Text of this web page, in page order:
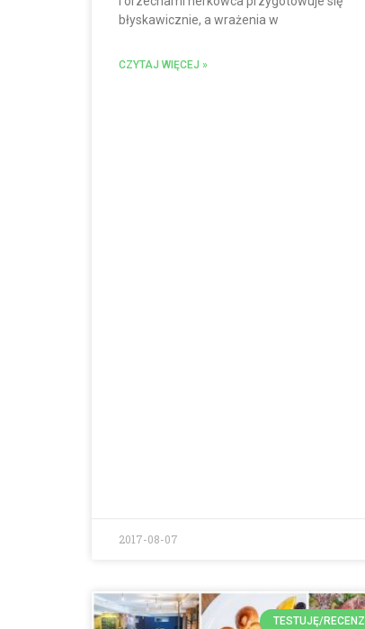
błyskawicznie, a wrażenia w
CZYTAJ WIĘCEJ »
2017-08-07
TESTUJĘ/